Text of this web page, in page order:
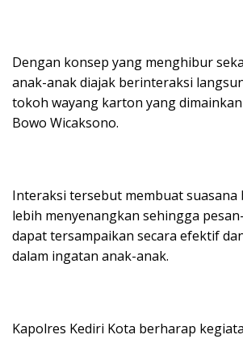
Dengan konsep yang menghibur
anak-anak diajak berinteraksi
tokoh wayang karton yang
Bowo Wicaksono.
Interaksi tersebut membuat suasana
lebih menyenangkan sehingga
dapat tersampaikan secara efektif
dalam ingatan anak-anak.
Kapolres Kediri Kota berharap